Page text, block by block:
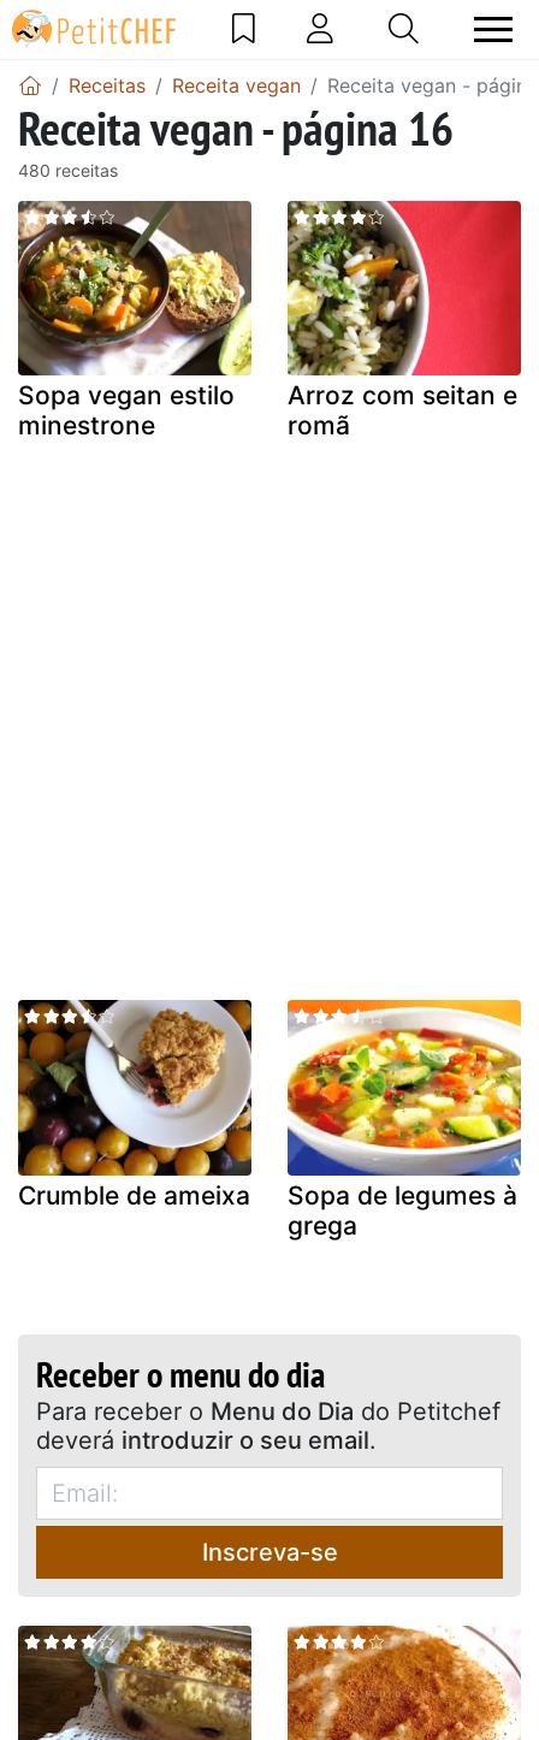
Receitas Receita vegan Receita vegan -
Receita vegan - página 16
480 receitas
Sopa vegan estilo
minestrone
Arroz com seitan e
romã
Crumble de ameixa
Sopa de legumes à
grega
Receber o menu do dia
Para receber o Menu do Dia do Petitchef
deverá introduzir o seu email.
Inscreva-se